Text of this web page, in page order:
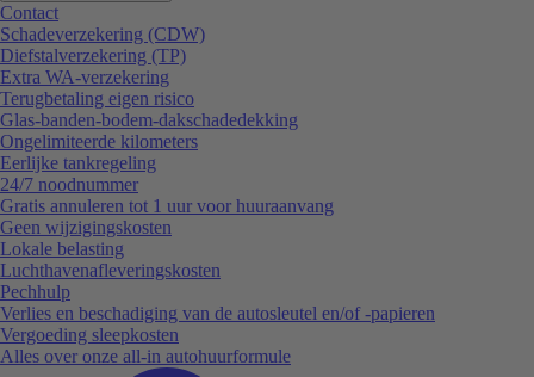
Contact
Schadeverzekering (CDW)
Diefstalverzekering (TP)
Extra WA-verzekering
Terugbetaling eigen risico
Glas-banden-bodem-dakschadedekking
Ongelimiteerde kilometers
Eerlijke tankregeling
24/7 noodnummer
Gratis annuleren tot 1 uur voor huuraanvang
Geen wijzigingskosten
Lokale belasting
Luchthavenafleveringskosten
Pechhulp
Verlies en beschadiging van de autosleutel en/of -papieren
Vergoeding sleepkosten
Alles over onze all-in autohuurformule